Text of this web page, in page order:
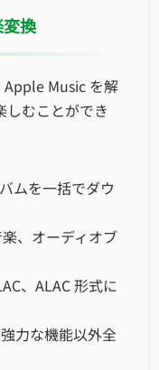
換
Music を解
しむことができ
ムを一括でダウ
、オーディオブ
、ALAC 形式に
力な機能以外全